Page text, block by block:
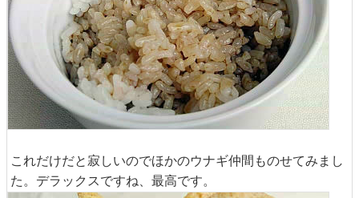
これだけだと寂しいのでほかのウナギ仲間ものせてみまし
た。デラックスですね、最高です。